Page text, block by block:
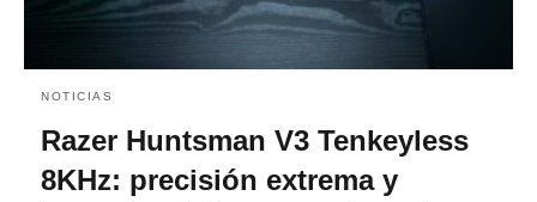
NOTICIAS
Razer Huntsman V3 Tenkeyless
8KHz: precisión extrema y